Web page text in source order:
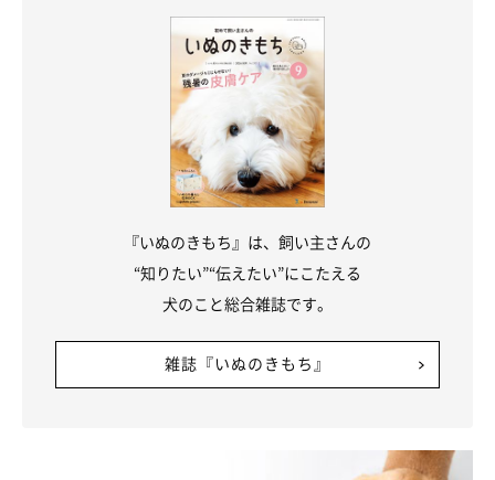
『いぬのきもち』は、飼い主さんの
“知りたい”“伝えたい”にこたえる
犬のこと総合雑誌です。
雑誌『いぬのきもち』